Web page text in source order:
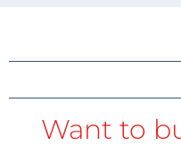
Want to